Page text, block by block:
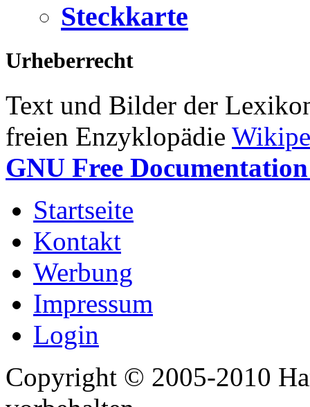
Steckkarte
Urheberrecht
Text und Bilder der
freien Enzyklopädie
GNU Free
Startseite
Kontakt
Werbung
Impressum
Login
Copyright © 2005-2010